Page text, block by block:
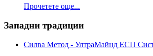
Прочетете още...
Западни традиции
Силва Метод - УлтраМайнд ЕСП